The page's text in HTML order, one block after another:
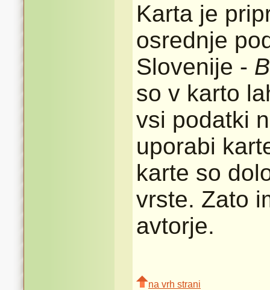
Karta je
osrednje
Slovenije -
so v karto
vsi podatki
uporabi
karte so
vrste. Zato
avtorje.
na vrh strani